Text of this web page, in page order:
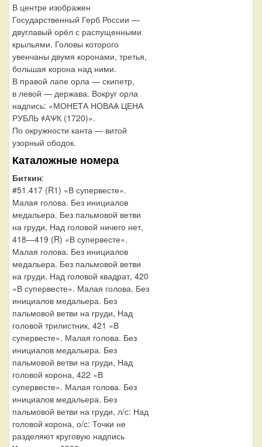
В центре изображен
Государственный Герб России —
двуглавый орёл с распущенными
крыльями. Головы которого
увенчаны двумя коронами, третья,
большая корона над ними.
В правой лапе орла — скипетр,
в левой — держава. Вокруг орла
надпись: «МОНЕТА НОВАѦ ЦЕНА
РУБЛЬ ҂АѰК (1720)».
По окружности канта — витой
узорный ободок.
Каталожные номера
Биткин:
#51.417 (R1) «В супервесте».
Малая голова. Без инициалов
медальера. Без пальмовой ветви
на груди, Над головой ничего нет,
418—419 (R) «В супервесте».
Малая голова. Без инициалов
медальера. Без пальмовой ветви
на груди, Над головой квадрат, 420
«В супервесте». Малая голова. Без
инициалов медальера. Без
пальмовой ветви на груди, Над
головой трилистник, 421 «В
супервесте». Малая голова. Без
инициалов медальера. Без
пальмовой ветви на груди, Над
головой корона, 422 «В
супервесте». Малая голова. Без
инициалов медальера. Без
пальмовой ветви на груди, л/с: Над
головой корона, о/с: Точки не
разделяют круговую надпись